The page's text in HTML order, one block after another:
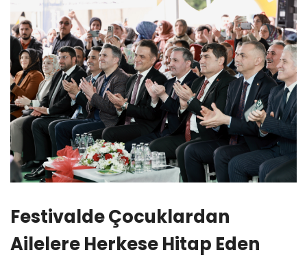
Festivalde Çocuklardan
Ailelere Herkese Hitap Eden